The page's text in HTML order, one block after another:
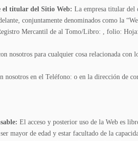
el titular del Sitio Web: La empresa titular del
conjuntamente denominados como la
Mercantil de al Tomo/Libro: , folio:
nosotros para cualquier cosa relacionada
nosotros en el Teléfono: o en la dirección de
El acceso y posterior uso de la Web es
mayor de edad y estar facultado de la